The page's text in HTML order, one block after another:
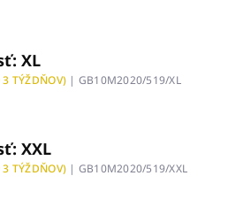
XL
TÝŽDŇOV) | GB10M2020/519/XL
XXL
TÝŽDŇOV) | GB10M2020/519/XXL